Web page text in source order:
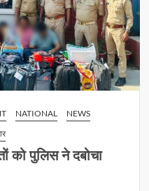
NATIONAL
NEWS
को पुलिस ने दबोचा